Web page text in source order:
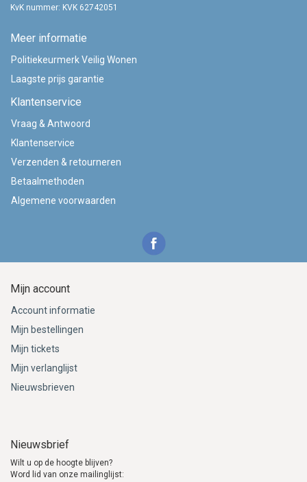
KvK nummer: KVK 62742051
Meer informatie
Politiekeurmerk Veilig Wonen
Laagste prijs garantie
Klantenservice
Vraag & Antwoord
Klantenservice
Verzenden & retourneren
Betaalmethoden
Algemene voorwaarden
Mijn account
Account informatie
Mijn bestellingen
Mijn tickets
Mijn verlanglijst
Nieuwsbrieven
Nieuwsbrief
Wilt u op de hoogte blijven?
Word lid van onze mailinglijst: